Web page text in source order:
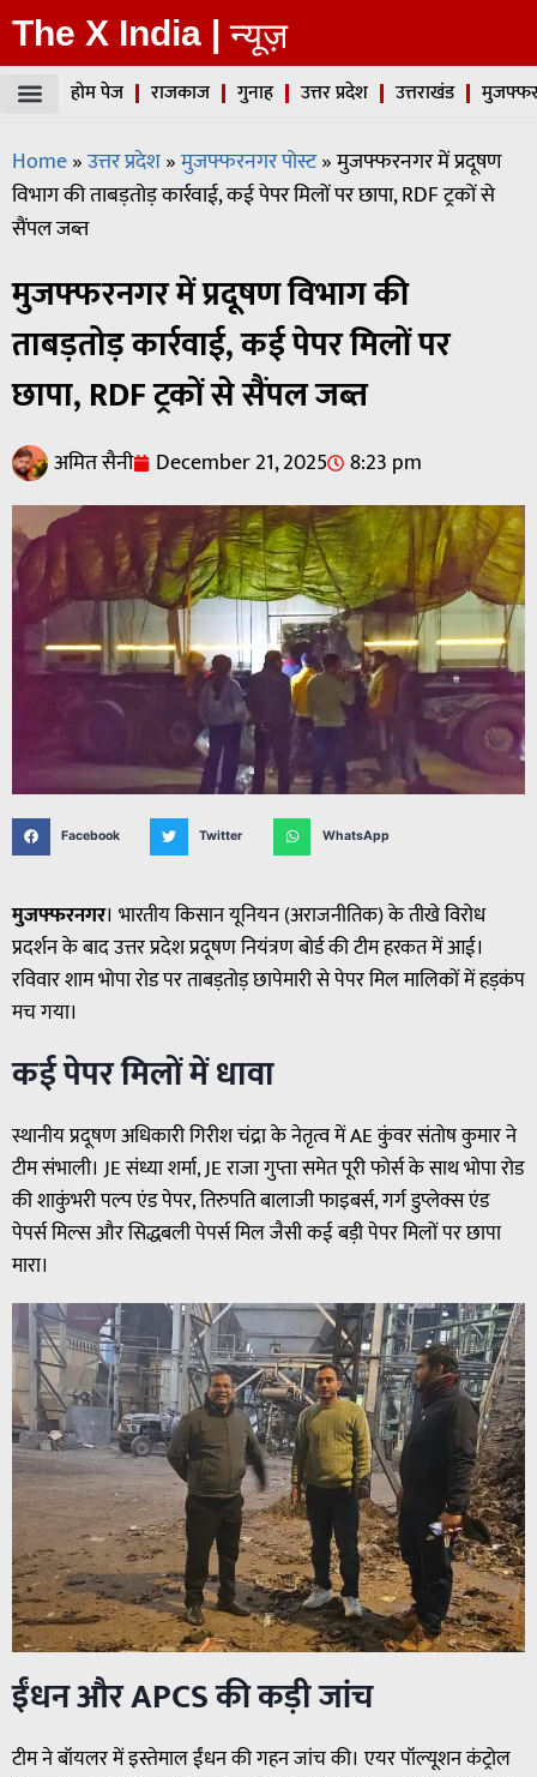
The X India | न्यूज़
होम पेज राजकाज गुनाह उत्तर प्रदेश उत्तराखंड
Home»उत्तर प्रदेश»मुजफ्फरनगर पोस्ट»मुजफ्फरनगर में प्रदूषण
विभाग की ताबड़तोड़ कार्रवाई, कई पेपर मिलों पर छापा, RDF ट्रकों से
सैंपल जब्त
मुजफ्फरनगर में प्रदूषण विभाग की
ताबड़तोड़ कार्रवाई, कई पेपर मिलों पर
छापा, RDF ट्रकों से सैंपल जब्त
अमित सैनी December 21, 2025 8:23 pm
Facebook Twitter WhatsApp
मुजफ्फरनगर। भारतीय किसान यूनियन (अराजनीतिक) के तीखे विरोध
प्रदर्शन के बाद उत्तर प्रदेश प्रदूषण नियंत्रण बोर्ड की टीम हरकत में आई।
रविवार शाम भोपा रोड पर ताबड़तोड़ छापेमारी से पेपर मिल मालिकों में हड़कंप
मच गया।
कई पेपर मिलों में धावा
स्थानीय प्रदूषण अधिकारी गिरीश चंद्रा के नेतृत्व में AE कुंवर संतोष कुमार ने
टीम संभाली। JE संध्या शर्मा, JE राजा गुप्ता समेत पूरी फोर्स के साथ भोपा रोड
की शाकुंभरी पल्प एंड पेपर, तिरुपति बालाजी फाइबर्स, गर्ग डुप्लेक्स एंड
पेपर्स मिल्स और सिद्धबली पेपर्स मिल जैसी कई बड़ी पेपर मिलों पर छापा
मारा।
ईंधन और APCS की कड़ी जांच
टीम ने बॉयलर में इस्तेमाल ईंधन की गहन जांच की। एयर पॉल्यूशन कंट्रोल